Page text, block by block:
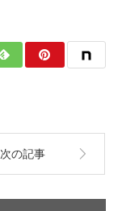
次の記事